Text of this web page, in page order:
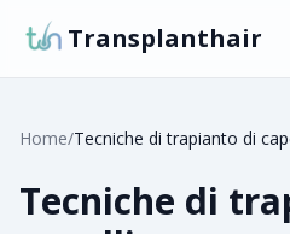
Transplanthair
Home/Tecniche di trapianto di
Tecniche di